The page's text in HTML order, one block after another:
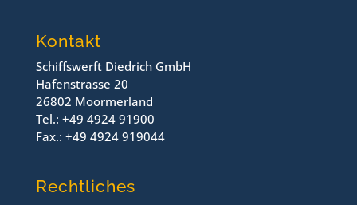
Kontakt
Schiffswerft Diedrich GmbH
Hafenstrasse 20
26802 Moormerland
Tel.: +49 4924 91900
Fax.: +49 4924 919044
Rechtliches